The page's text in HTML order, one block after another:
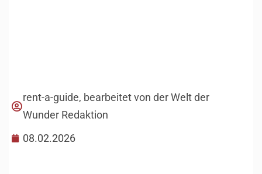
rent-a-guide, bearbeitet von der Welt der
Wunder Redaktion
08.02.2026